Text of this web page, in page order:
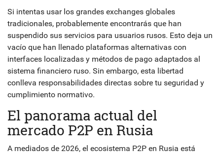
Si intentas usar los grandes exchanges globales
tradicionales, probablemente encontrarás que han
suspendido sus servicios para usuarios rusos. Esto deja un
vacío que han llenado plataformas alternativas con
interfaces localizadas y métodos de pago adaptados al
sistema financiero ruso. Sin embargo, esta libertad
conlleva responsabilidades directas sobre tu seguridad y
cumplimiento normativo.
El panorama actual del
mercado P2P en Rusia
A mediados de 2026, el ecosistema P2P en Rusia está